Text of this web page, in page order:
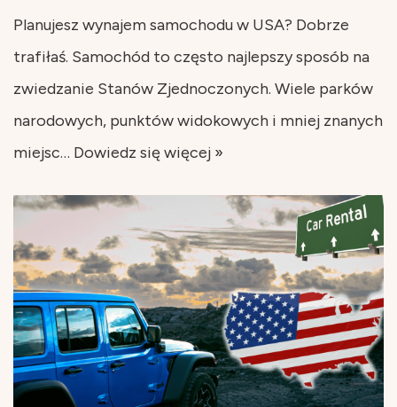
Planujesz wynajem samochodu w USA? Dobrze
trafiłaś. Samochód to często najlepszy sposób na
zwiedzanie Stanów Zjednoczonych. Wiele parków
narodowych, punktów widokowych i mniej znanych
miejsc… Dowiedz się więcej »